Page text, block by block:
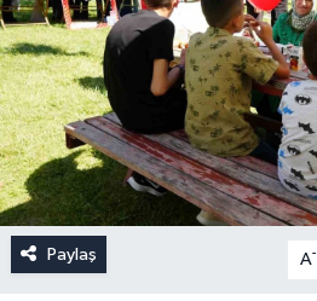
Paylaş A-